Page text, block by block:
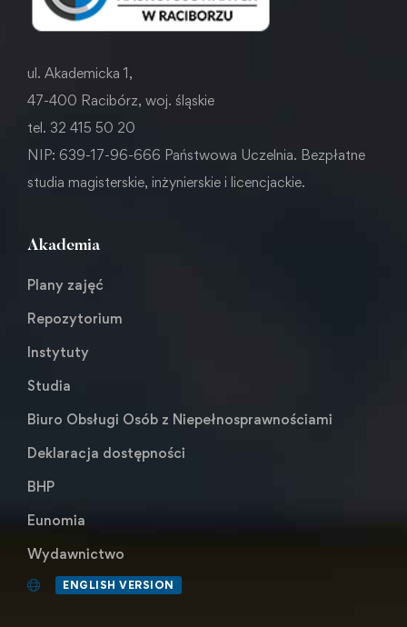
ul. Akademicka 1,
47-400 Racibórz, woj. śląskie
tel. 32 415 50 20
NIP: 639-17-96-666 Państwowa Uczelnia. Bezpłatne
studia magisterskie, inżynierskie i licencjackie.
Akademia
Plany zajęć
Repozytorium
Instytuty
Studia
Biuro Obsługi Osób z Niepełnosprawnościami
Deklaracja dostępności
BHP
Eunomia
Wydawnictwo
ENGLISH VERSION